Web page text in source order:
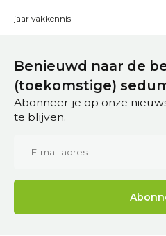
15 jaar vakkennis
Benieuwd naar de
(toekomstige)
Abonneer je op onze
te blijven.